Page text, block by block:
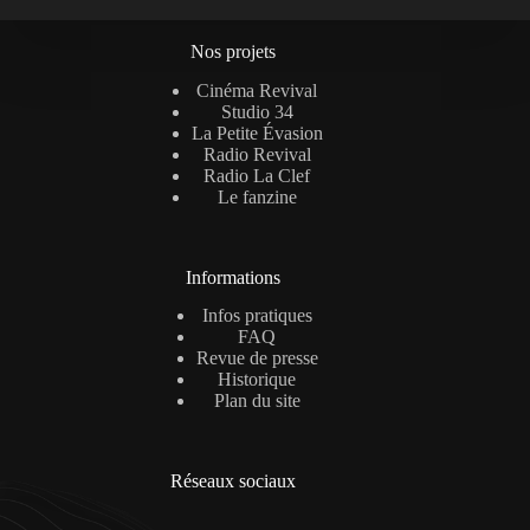
Nos projets
Cinéma Revival
Studio 34
La Petite Évasion
Radio Revival
Radio La Clef
Le fanzine
Informations
Infos pratiques
FAQ
Revue de presse
Historique
Plan du site
Réseaux sociaux